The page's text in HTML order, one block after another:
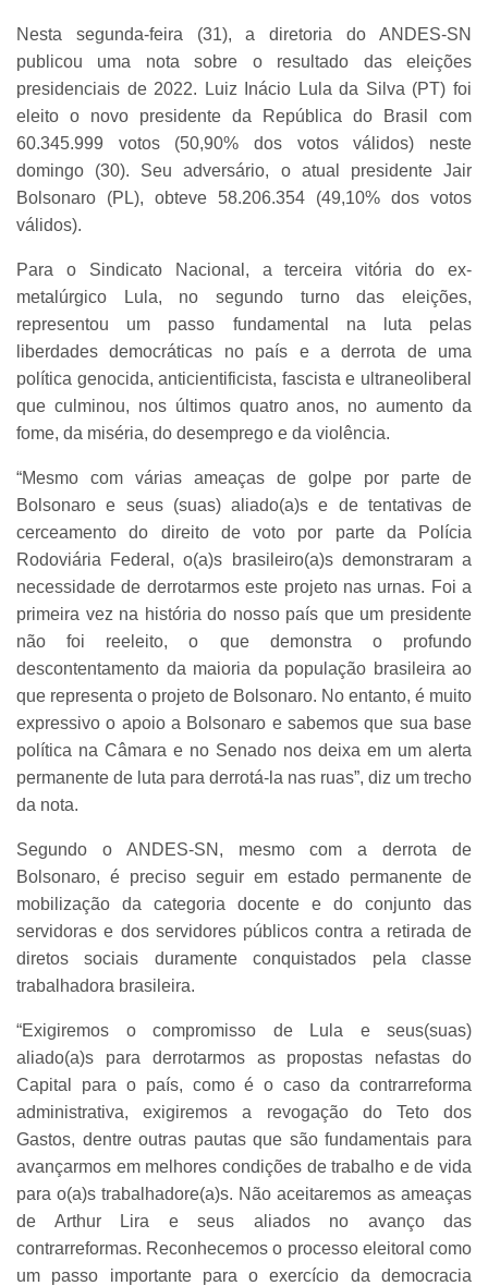
Nesta segunda-feira (31), a diretoria do ANDES-SN
publicou uma nota sobre o resultado das eleições
presidenciais de 2022. Luiz Inácio Lula da Silva (PT) foi
eleito o novo presidente da República do Brasil com
60.345.999 votos (50,90% dos votos válidos) neste
domingo (30). Seu adversário, o atual presidente Jair
Bolsonaro (PL), obteve 58.206.354 (49,10% dos votos
válidos).
Para o Sindicato Nacional, a terceira vitória do ex-
metalúrgico Lula, no segundo turno das eleições,
representou um passo fundamental na luta pelas
liberdades democráticas no país e a derrota de uma
política genocida, anticientificista, fascista e ultraneoliberal
que culminou, nos últimos quatro anos, no aumento da
fome, da miséria, do desemprego e da violência.
“Mesmo com várias ameaças de golpe por parte de
Bolsonaro e seus (suas) aliado(a)s e de tentativas de
cerceamento do direito de voto por parte da Polícia
Rodoviária Federal, o(a)s brasileiro(a)s demonstraram a
necessidade de derrotarmos este projeto nas urnas. Foi a
primeira vez na história do nosso país que um presidente
não foi reeleito, o que demonstra o profundo
descontentamento da maioria da população brasileira ao
que representa o projeto de Bolsonaro. No entanto, é muito
expressivo o apoio a Bolsonaro e sabemos que sua base
política na Câmara e no Senado nos deixa em um alerta
permanente de luta para derrotá-la nas ruas”, diz um trecho
da nota.
Segundo o ANDES-SN, mesmo com a derrota de
Bolsonaro, é preciso seguir em estado permanente de
mobilização da categoria docente e do conjunto das
servidoras e dos servidores públicos contra a retirada de
diretos sociais duramente conquistados pela classe
trabalhadora brasileira.
“Exigiremos o compromisso de Lula e seus(suas)
aliado(a)s para derrotarmos as propostas nefastas do
Capital para o país, como é o caso da contrarreforma
administrativa, exigiremos a revogação do Teto dos
Gastos, dentre outras pautas que são fundamentais para
avançarmos em melhores condições de trabalho e de vida
para o(a)s trabalhadore(a)s. Não aceitaremos as ameaças
de Arthur Lira e seus aliados no avanço das
contrarreformas. Reconhecemos o processo eleitoral como
um passo importante para o exercício da democracia